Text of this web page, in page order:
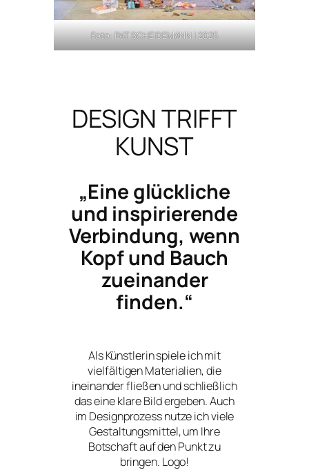
Foto: PAT SCHEIDEMANN | 2025
DESIGN TRIFFT
KUNST
„Eine glückliche
und inspirierende
Verbindung, wenn
Kopf und Bauch
zueinander
finden.“
Als Künstlerin spiele ich mit
vielfältigen Materialien, die
ineinander fließen und schließlich
das eine klare Bild ergeben. Auch
im Designprozess nutze ich viele
Gestaltungsmittel, um Ihre
Botschaft auf den Punkt zu
bringen. Logo!